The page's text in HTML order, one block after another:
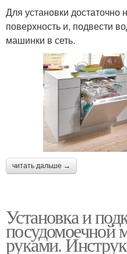
Для установки
поверхность и, подвести
машинки в сеть.
читать дальше →
Установка и
руками.